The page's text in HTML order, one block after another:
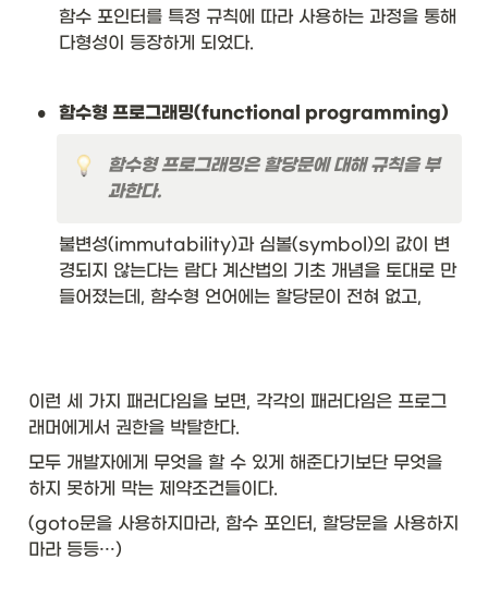
함수 포인터를 특정 규칙에 따라 사용하는 과정을 통해
다형성이 등장하게 되었다.
• 함수형 프로그래밍(functional programming)
함수형 프로그래밍은 할당문에 대해 규칙을 부
과한다.
불변성(immutability)과 심볼(symbol)의 값이 변
경되지 않는다는 람다 계산법의 기초 개념을 토대로 만
들어졌는데, 함수형 언어에는 할당문이 전혀 없고,
이런 세 가지 패러다임을 보면, 각각의 패러다임은 프로그
래머에게서 권한을 박탈한다.
모두 개발자에게 무엇을 할 수 있게 해준다기보단 무엇을
하지 못하게 막는 제약조건들이다.
(goto문을 사용하지마라, 함수 포인터, 할당문을 사용하지
마라 등등…)